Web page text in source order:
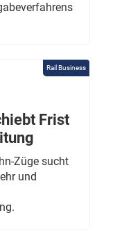
Rail Business
Frist
Züge sucht
und